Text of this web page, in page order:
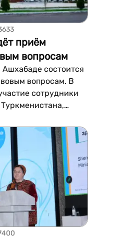
приём
вопросам
Ашхабаде состоится
вопросам. В
сотрудники
а также
коллегии
в здании
по
шаёлы, 150, с